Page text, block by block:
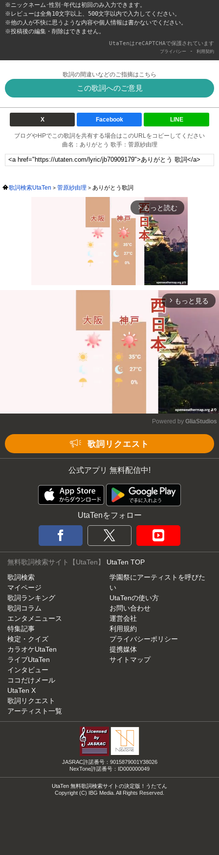
※ニックネーム･性別･年代は初回のみ入力できます。
※レビューは全角10文字以上、500文字以内で入力してください。
※他の人が不快に思うような内容や個人情報は書かないでください。
※投稿後の編集・削除はできません。
UtaTenはreCAPTCHAで保護されています
プライバシー - 利用契約
歌詞の間違いなどのご指摘はこちら
この歌詞へのご意見
X Facebook LINE
ブログやHPでこの歌詞を共有する場合はこのURLをコピーしてください
曲名：ありがとう 歌手：菅原紗由理
歌詞検索UtaTen 菅原紗由理 ありがとう歌詞
arrow_forward_ios もっと読む
Mute
arrow_forward_ios もっと見る
Powered by GliaStudios
歌詞リクエスト
公式アプリ 無料配信中!
UtaTenをフォロー
無料歌詞検索サイト【UtaTen】 UtaTen TOP
歌詞検索
マイページ
歌詞ランキング
歌詞コラム
エンタメニュース
特集記事
検定・クイズ
カラオケUtaTen
ライブUtaTen
インタビュー
ココだけメール
UtaTen X
歌詞リクエスト
アーティスト一覧
学園祭にアーティストを呼びた
い
UtaTenの使い方
お問い合わせ
運営会社
利用規約
プライバシーポリシー
提携媒体
サイトマップ
JASRAC許諾番号：9015879001Y38026
NexTone許諾番号：ID000000049
UtaTen 無料歌詞検索サイトの決定版！うたてん
Copyright (C) IBG Media. All Rights Reserved.